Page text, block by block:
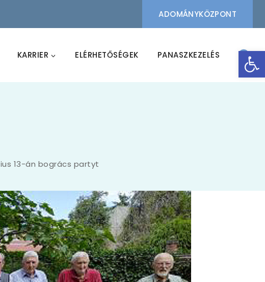
ADOMÁNYKÖZPONT
KARRIER ELÉRHETŐSÉGEK PANASZKEZELÉS
13-án bogrács partyt